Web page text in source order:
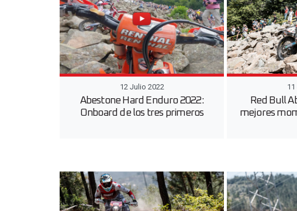
12 Julio 2022
Abestone Hard Enduro 2022:
Onboard de los tres primeros
Red Bull
mejores